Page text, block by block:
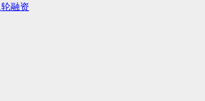
融资